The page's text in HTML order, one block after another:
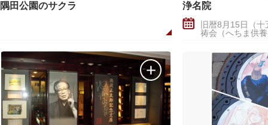
隅田公園のサクラ 浄名院
旧暦8月15日（
祷会（へちま供